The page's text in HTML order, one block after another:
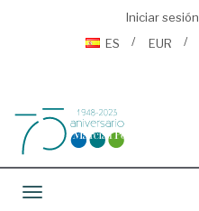
Iniciar sesión
ES
EUR
Toggle navigation